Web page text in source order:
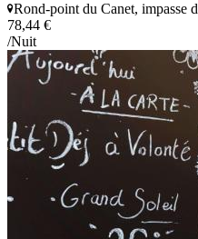
Rond-point du Canet, impasse
78,44 €
/Nuit